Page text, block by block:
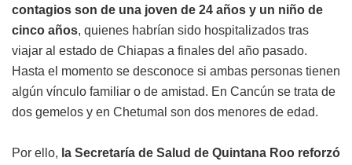
contagios son de una joven de 24 años y un niño de
cinco años, quienes habrían sido hospitalizados tras
viajar al estado de Chiapas a finales del año pasado.
Hasta el momento se desconoce si ambas personas tienen
algún vínculo familiar o de amistad. En Cancún se trata de
dos gemelos y en Chetumal son dos menores de edad.
Por ello, la Secretaría de Salud de Quintana Roo reforzó